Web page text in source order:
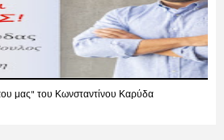
μας" του Κωνσταντίνου Καρύδα